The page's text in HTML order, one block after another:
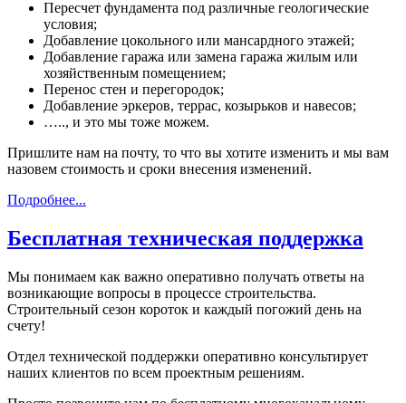
Пересчет фундамента под различные геологические
условия;
Добавление цокольного или мансардного этажей;
Добавление гаража или замена гаража жилым или
хозяйственным помещением;
Перенос стен и перегородок;
Добавление эркеров, террас, козырьков и навесов;
….., и это мы тоже можем.
Пришлите нам на почту, то что вы хотите изменить и мы вам
назовем стоимость и сроки внесения изменений.
Подробнее...
Бесплатная техническая поддержка
Мы понимаем как важно оперативно получать ответы на
возникающие вопросы в процессе строительства.
Строительный сезон короток и каждый погожий день на
счету!
Отдел технической поддержки оперативно консультирует
наших клиентов по всем проектным решениям.